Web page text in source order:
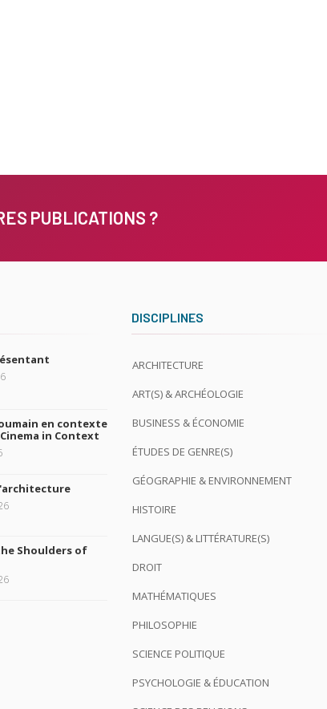
PUBLICATIONS ?
en contexte
in Context
Shoulders of
DISCIPLINES
ARCHITECTURE
ART(S) & ARCHÉOLOGIE
BUSINESS & ÉCONOMIE
ÉTUDES DE GENRE(S)
GÉOGRAPHIE & ENVIRONNEMENT
HISTOIRE
LANGUE(S) & LITTÉRATURE(S)
DROIT
MATHÉMATIQUES
PHILOSOPHIE
SCIENCE POLITIQUE
PSYCHOLOGIE & ÉDUCATION